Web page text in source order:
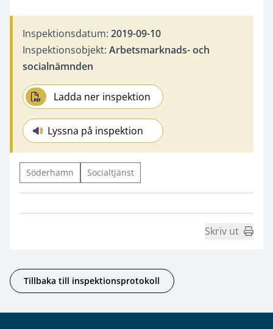
Inspektionsdatum: 2019-09-10
Inspektionsobjekt: Arbetsmarknads- och
socialnämnden
Ladda ner inspektion
Lyssna på inspektion
Söderhamn Socialtjänst
Skriv ut
Tillbaka till inspektionsprotokoll